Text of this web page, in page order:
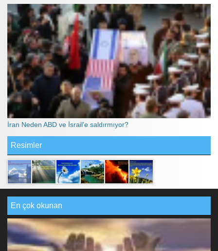
İran Neden ABD ve İsrail'e saldırmıyor?
Resimler
En çok okunan